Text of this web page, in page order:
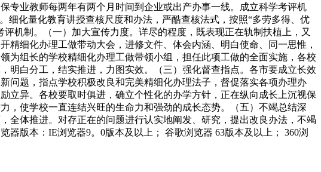
专业教师每两年有两个月时间到企业或出产办事一线。成立科学考评机
细化量化教育讲授查核尺度和办法，严酷查核法式，按照“多劳多得、优
机制。（一）加大宣传力度。详尽的程度，既表现正在轨制扶植上，又
细化办理工做带动大会，进修文件、体会内涵、明白使命、同一思惟，
为组长的学校精细化办理工做带领小组，担任此项工做的全面实施，各校
明白分工，结实推进，力图实效。（三）强化督查指点。各市要成立长效
问题，指点学校积极改良和完美精细化办理法子，督促落实各项办理办
立异。各校要取时俱进，确立个性化的办学方针，正在纵向成长上沉视保
，使学校一直连结兴旺的生命力和强劲的成长态势。（五）不竭总结深
全体推进。对存正在的问题进行认实地阐发、研究，提出改良办法，不竭
版本：IE浏览器9。0版本及以上； 谷歌浏览器 63版本及以上； 360浏